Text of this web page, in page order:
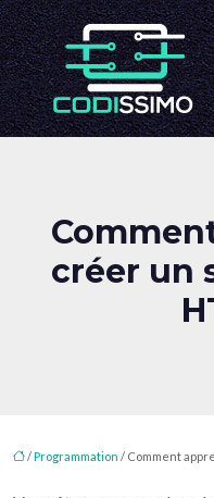
créer un
/Programmation / Comment